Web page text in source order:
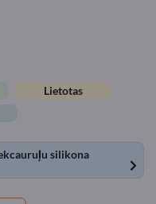
Lietotas
silikona